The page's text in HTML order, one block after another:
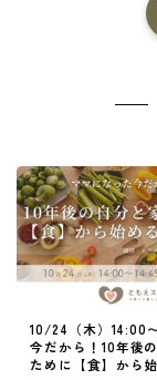
10/24（木）14:00
今だから！10年後
ために【食】から